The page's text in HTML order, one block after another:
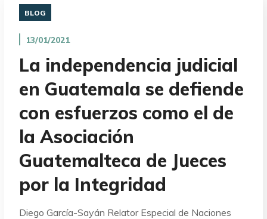
BLOG
13/01/2021
La independencia judicial
en Guatemala se defiende
con esfuerzos como el de
la Asociación
Guatemalteca de Jueces
por la Integridad
Diego García-Sayán Relator Especial de Naciones